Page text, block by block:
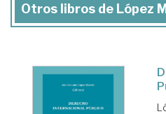
Otros libros de López